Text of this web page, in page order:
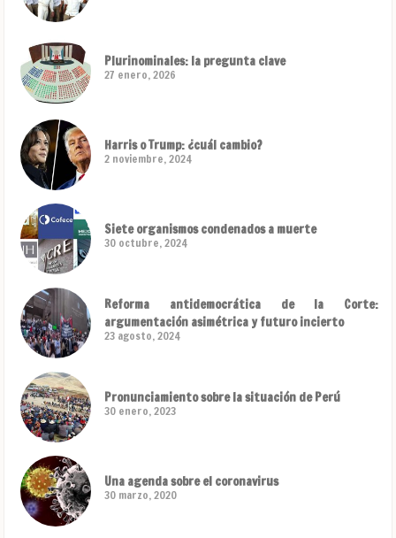
Plurinominales: la pregunta clave
27 enero, 2026
Harris o Trump: ¿cuál cambio?
2 noviembre, 2024
Siete organismos condenados a muerte
30 octubre, 2024
Reforma antidemocrática de la Corte:
argumentación asimétrica y futuro incierto
23 agosto, 2024
Pronunciamiento sobre la situación de Perú
30 enero, 2023
Una agenda sobre el coronavirus
30 marzo, 2020